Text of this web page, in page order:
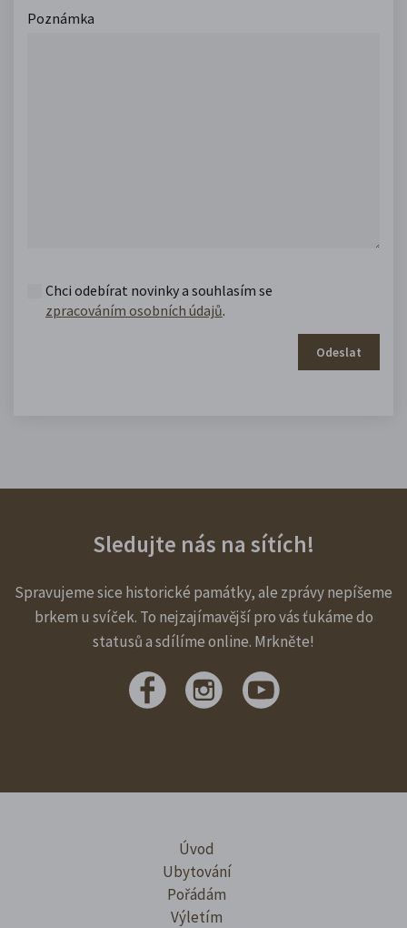
Poznámka
Chci odebírat novinky a souhlasím se
zpracováním osobních údajů.
Odeslat
Sledujte nás na sítích!
Spravujeme sice historické památky, ale zprávy nepíšeme
brkem u svíček. To nejzajímavější pro vás ťukáme do
statusů a sdílíme online. Mrkněte!
Úvod
Ubytování
Pořádám
Výletím